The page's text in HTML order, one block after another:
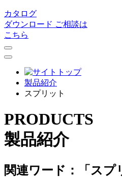
カタログ
ダウンロード ご相談は
こちら
製品紹介
スプリット
PRODUCTS
製品紹介
関連ワード：「スプ